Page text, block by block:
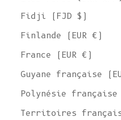
Fidji (FJD $)
Finlande (EUR €)
France (EUR €)
Guyane française
Polynésie française
Territoires français